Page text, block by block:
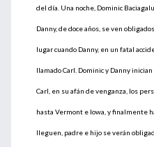
del día. Una noche, Dominic
Danny, de doce años, se ven
lugar cuando Danny, en un fatal
llamado Carl. Dominic y Danny
Carl, en su afán de venganza, los
hasta Vermont e Iowa, y finalmente
lleguen, padre e hijo se verán